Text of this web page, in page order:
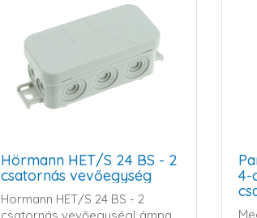
Hörmann HET/S 24 BS - 2
csatornás vevőegység
Hörmann HET/S 24 BS - 2
4-